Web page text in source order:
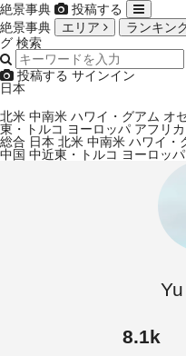
絶景事典
投稿する
絶景事典
エリア ランキン
グ 検索
投稿する サインイン
日本
北米 中南米 ハワイ・グアム オ
東・トルコ ヨーロッパ アフリカ
総合 日本 北米 中南米 ハワイ・
中国 中近東・トルコ ヨーロッパ
8.1k